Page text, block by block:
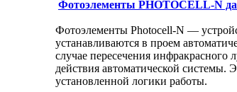
Фотоэлементы PHOTOCELL-N
Фотоэлементы Photocell-N —
устанавливаются в проем
случае пересечения инфракрасного
действия автоматической системы.
установленной логики работы.